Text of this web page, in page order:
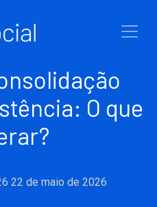
O que
22 de maio de 2026